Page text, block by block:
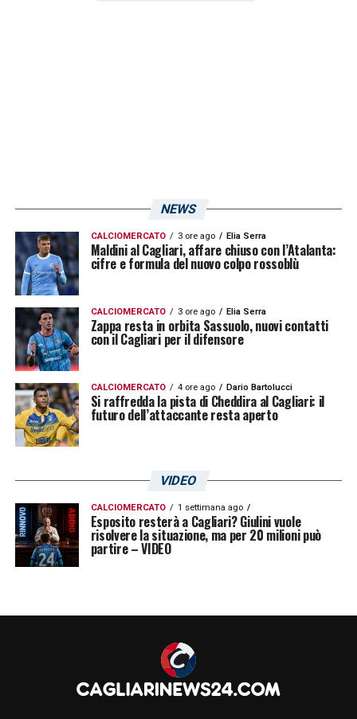
NEWS
CALCIOMERCATO 3 ore ago Elia Serra
Maldini al Cagliari, affare chiuso con l’Atalanta:
cifre e formula del nuovo colpo rossoblù
CALCIOMERCATO 3 ore ago Elia Serra
Zappa resta in orbita Sassuolo, nuovi contatti
con il Cagliari per il difensore
CALCIOMERCATO 4 ore ago Dario Bartolucci
Si raffredda la pista di Cheddira al Cagliari: il
futuro dell’attaccante resta aperto
VIDEO
CALCIOMERCATO 1 settimana ago
Esposito resterà a Cagliari? Giulini vuole
risolvere la situazione, ma per 20 milioni può
partire – VIDEO